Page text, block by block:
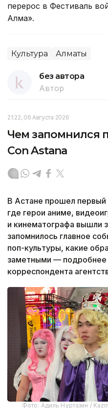
перерос в Фестиваль
Алма».
Культура Алматы
без автора
Автор
21:22, 06 Августа 2026
Чем запомнился
Con Astana
В Астане прошел первый
где герои аниме,
и кинематографа вышли
запомнилось главное
поп-культуры, какие
заметными — подробнее
корреспондента
Фото: Адиль Нуртазин /